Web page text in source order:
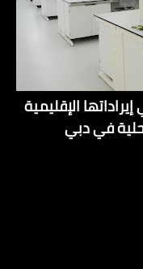
نمواً بنسبة 20% في إيراداتها الإقليمية
في دبي